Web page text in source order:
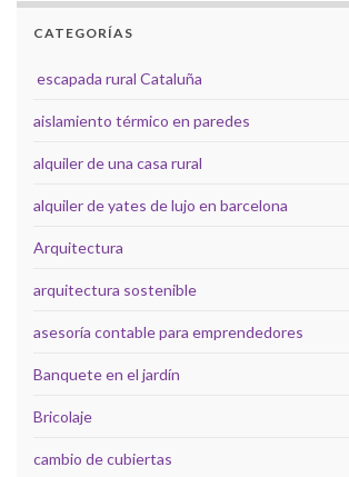
CATEGORÍAS
escapada rural Cataluña
aislamiento térmico en paredes
alquiler de una casa rural
alquiler de yates de lujo en barcelona
Arquitectura
arquitectura sostenible
asesoría contable para emprendedores
Banquete en el jardín
Bricolaje
cambio de cubiertas